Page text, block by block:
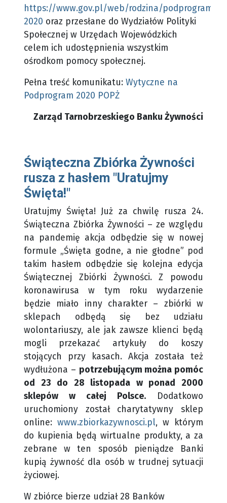
https://www.gov.pl/web/rodzina/podprogram-
2020 oraz przesłane do Wydziałów Polityki
Społecznej w Urzędach Wojewódzkich
celem ich udostępnienia wszystkim
ośrodkom pomocy społecznej.
Pełna treść komunikatu: Wytyczne na
Podprogram 2020 POPŻ
Zarząd Tarnobrzeskiego Banku Żywności
Świąteczna Zbiórka Żywności
rusza z hasłem "Uratujmy
Święta!"
Uratujmy Święta! Już za chwilę rusza 24.
Świąteczna Zbiórka Żywności – ze względu
na pandemię akcja odbędzie się w nowej
formule „Święta godne, a nie głodne” pod
takim hasłem odbędzie się kolejna edycja
Świątecznej Zbiórki Żywności. Z powodu
koronawirusa w tym roku wydarzenie
będzie miało inny charakter – zbiórki w
sklepach odbędą się bez udziału
wolontariuszy, ale jak zawsze klienci będą
mogli przekazać artykuły do koszy
stojących przy kasach. Akcja została też
wydłużona – potrzebującym można pomóc
od 23 do 28 listopada w ponad 2000
sklepów w całej Polsce. Dodatkowo
uruchomiony został charytatywny sklep
online: www.zbiorkazywnosci.pl, w którym
do kupienia będą wirtualne produkty, a za
zebrane w ten sposób pieniądze Banki
kupią żywność dla osób w trudnej sytuacji
życiowej.
W zbiórce bierze udział 28 Banków